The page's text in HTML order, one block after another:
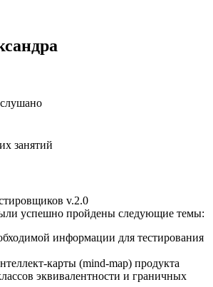
занятий
v.2.0
успешно пройдены следующие темы:
информации для тестирования
карты (mind-map) продукта
эквивалентности и граничных